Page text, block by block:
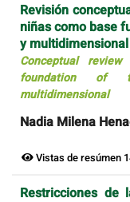
Revisión
niñas como base
y multidimensional
Conceptual
foundation of
multidimensional
Nadia Milena
Vistas de resúmen
Restricciones